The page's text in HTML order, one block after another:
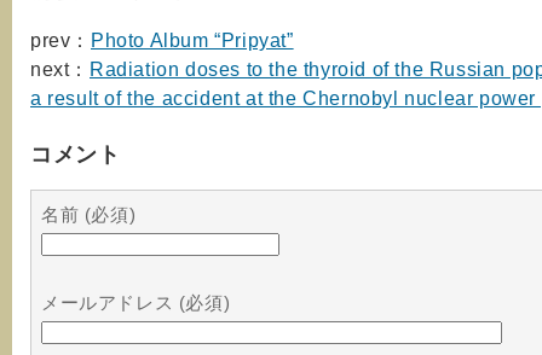
prev： Photo Album “Pripyat”
next： Radiation doses to the thyroid of the Russian
a result of the accident at the Chernobyl nuclear power
コメント
名前 (必須)
メールアドレス (必須)